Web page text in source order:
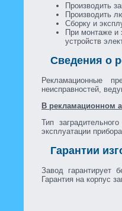
Производить
Производить
Сборку и
При монтаже и
устройств
Сведения о
Рекламационные
неисправностей,
В рекламационном
Тип
эксплуатации
Гарантии
Завод гарантирует
Гарантия на корпус